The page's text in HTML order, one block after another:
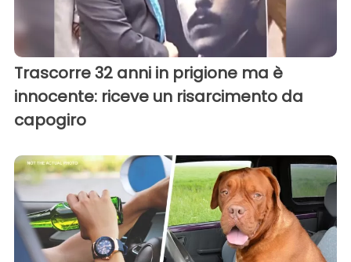
Trascorre 32 anni in prigione ma è
innocente: riceve un risarcimento da
capogiro